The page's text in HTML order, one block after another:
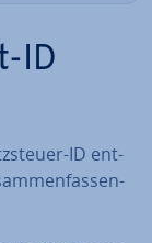
ID
ID ent­